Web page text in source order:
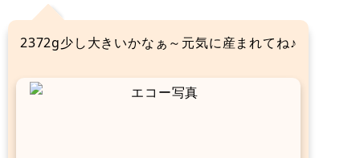
2372g少し大きいかなぁ～元気に産まれてね♪